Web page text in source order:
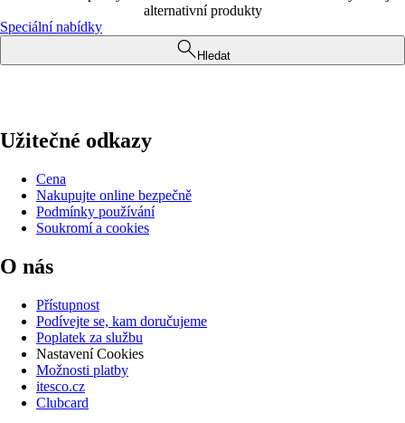
alternativní produkty
Speciální nabídky
Hledat
Užitečné odkazy
Cena
Nakupujte online bezpečně
Podmínky používání
Soukromí a cookies
O nás
Přístupnost
Podívejte se, kam doručujeme
Poplatek za službu
Nastavení Cookies
Možnosti platby
itesco.cz
Clubcard